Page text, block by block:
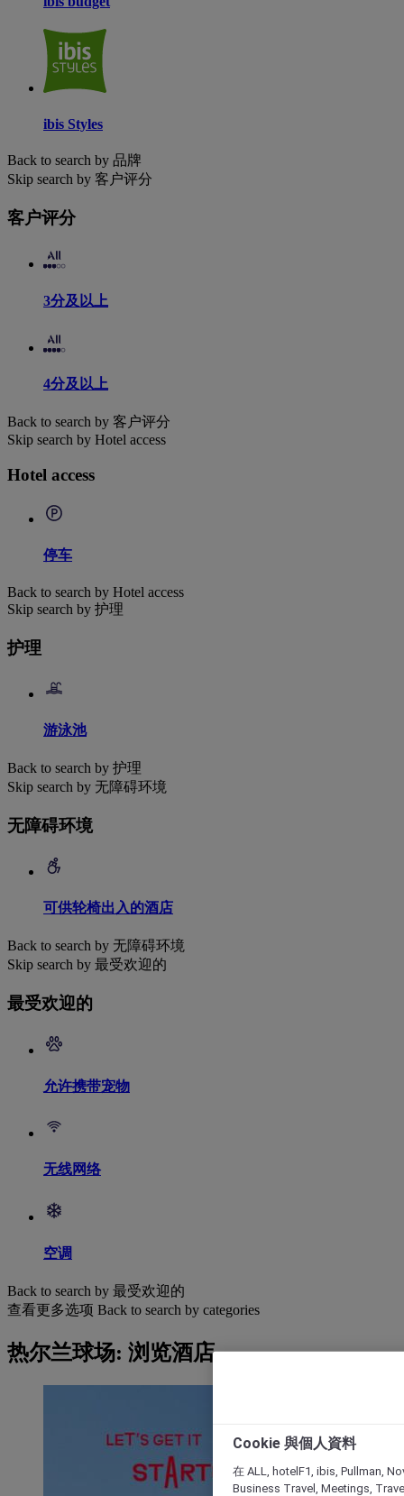
ibis Styles
Back to search by 品牌
Skip search by 客户评分
客户评分
3分及以上
4分及以上
Back to search by 客户评分
Skip search by Hotel access
Hotel access
停车
Back to search by Hotel access
Skip search by 护理
护理
游泳池
Back to search by 护理
Skip search by 无障碍环境
无障碍环境
可供轮椅出入的酒店
Back to search by 无障碍环境
Skip search by 最受欢迎的
最受欢迎的
允许携带宠物
无线网络
空调
Back to search by 最受欢迎的
查看更多选项 Back to search by categories
热尔兰球场: 浏览酒店
Cookie 與個人資料
在 ALL, hotelF1, ibis, Pullman,
Business Travel, Meetings,